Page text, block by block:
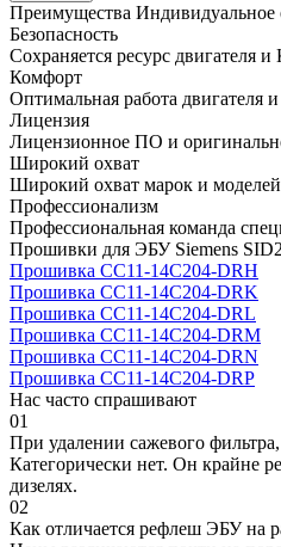
Преимущества
Безопасность
Сохраняется ресурс двигателя
Комфорт
Оптимальная работа двигателя
Лицензия
Лицензионное ПО и
Широкий охват
Широкий охват марок и моделей
Профессионализм
Профессиональная команда
Прошивки для ЭБУ Siemens
Прошивка CC11-14C204-DRH
Прошивка CC11-14C204-DRK
Прошивка CC11-14C204-DRL
Прошивка CC11-14C204-DRM
Прошивка CC11-14C204-DRN
Прошивка CC11-14C204-DRP
Нас часто спрашивают
01
При удалении сажевого
Категорически нет. Он крайне
дизелях.
02
Как отличается рефлеш ЭБУ на